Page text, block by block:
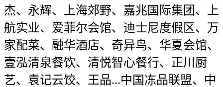
杰、永辉、上海郊野、嘉兆国际集团、上
航实业、爱菲尔会馆、迪士尼度假区、万
家配菜、融华酒店、奇异鸟、华夏会馆、
壹泓清泉餐饮、清悦智心餐行、正川厨
艺、袁记云饺、王品...中国冻品联盟、中